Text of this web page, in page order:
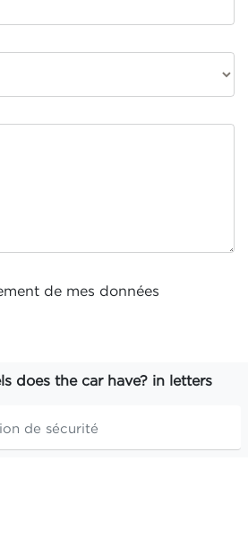
de mes données
does the car have? in letters